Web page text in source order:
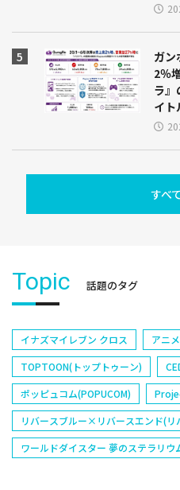
ガン
2％
ラ
イト
すべ
Topic 話題のタグ
イナズマイレブン クロス
アニ
TOPTOON(トップトゥーン)
ポッピュコム(POPUCOM)
リバースブルー×リバースエンド(
ワールドダイスター 夢のステラリウ